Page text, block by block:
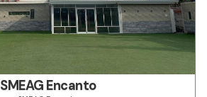
SMEAG Encanto